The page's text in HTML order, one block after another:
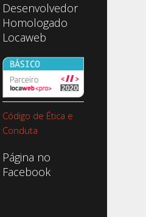
Desenvolvedor
Homologado
Locaweb
Código de Ética e
Conduta
Página no
Facebook